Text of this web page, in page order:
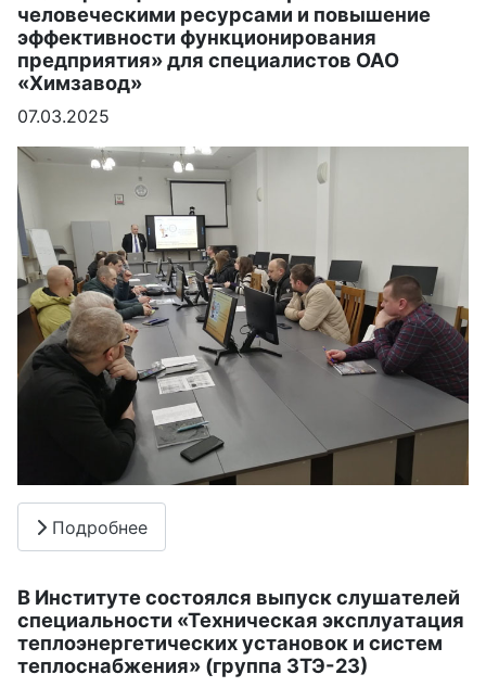
человеческими ресурсами и повышение
эффективности функционирования
предприятия» для специалистов ОАО
«Химзавод»
07.03.2025
Подробнее
В Институте состоялся выпуск слушателей
специальности «Техническая эксплуатация
теплоэнергетических установок и систем
теплоснабжения» (группа ЗТЭ-23)